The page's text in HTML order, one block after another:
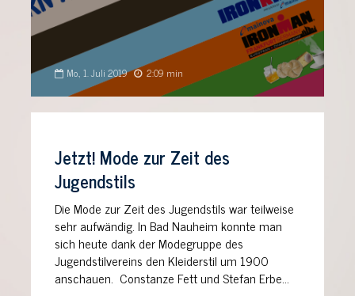
Mo., 1. Juli 2019 2:09 min
Jetzt! Mode zur Zeit des
Jugendstils
Die Mode zur Zeit des Jugendstils war teilweise
sehr aufwändig. In Bad Nauheim konnte man
sich heute dank der Modegruppe des
Jugendstilvereins den Kleiderstil um 1900
anschauen. Constanze Fett und Stefan Erbe...